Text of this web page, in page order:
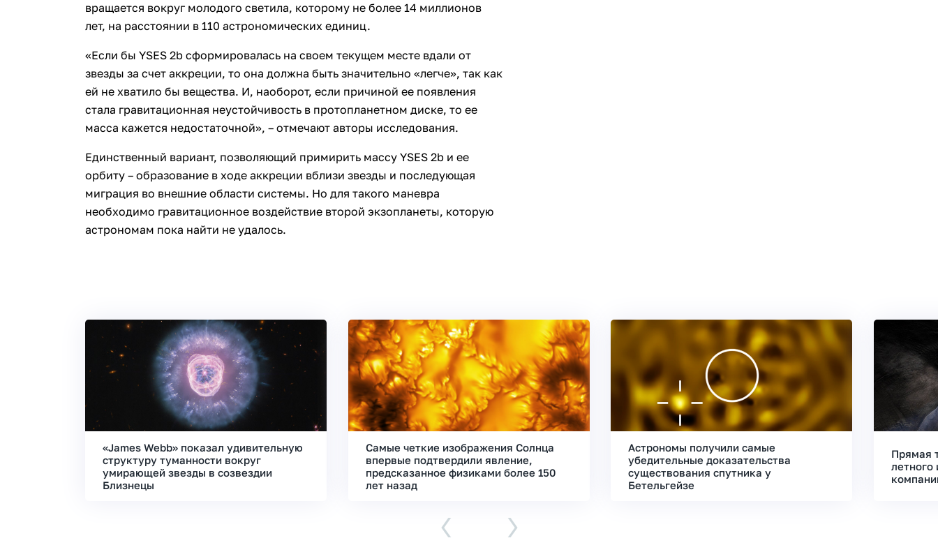
вращается вокруг молодого светила, которому не более 14 миллионов
лет, на расстоянии в 110 астрономических единиц.
«Если бы YSES 2b сформировалась на своем текущем месте вдали от
звезды за счет аккреции, то она должна быть значительно «легче», так как
ей не хватило бы вещества. И, наоборот, если причиной ее появления
стала гравитационная неустойчивость в протопланетном диске, то ее
масса кажется недостаточной», – отмечают авторы исследования.
Единственный вариант, позволяющий примирить массу YSES 2b и ее
орбиту – образование в ходе аккреции вблизи звезды и последующая
миграция во внешние области системы. Но для такого маневра
необходимо гравитационное воздействие второй экзопланеты, которую
астрономам пока найти не удалось.
«James Webb» показал удивительную
структуру туманности вокруг
умирающей звезды в созвездии
Близнецы
Самые четкие изображения Солнца
впервые подтвердили явление,
предсказанное физиками более 150
лет назад
Астрономы получили самые
убедительные доказательства
существования спутника у
Бетельгейзе
Прямая
летного
‹ ›